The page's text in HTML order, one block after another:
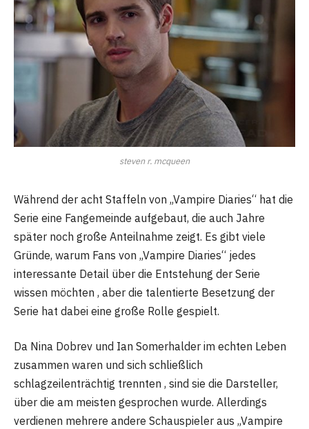
steven r. mcqueen
Während der acht Staffeln von „Vampire Diaries“ hat die
Serie eine Fangemeinde aufgebaut, die auch Jahre
später noch große Anteilnahme zeigt. Es gibt viele
Gründe, warum Fans von „Vampire Diaries“ jedes
interessante Detail über die Entstehung der Serie
wissen möchten , aber die talentierte Besetzung der
Serie hat dabei eine große Rolle gespielt.
Da Nina Dobrev und Ian Somerhalder im echten Leben
zusammen waren und sich schließlich
schlagzeilenträchtig trennten , sind sie die Darsteller,
über die am meisten gesprochen wurde. Allerdings
verdienen mehrere andere Schauspieler aus „Vampire